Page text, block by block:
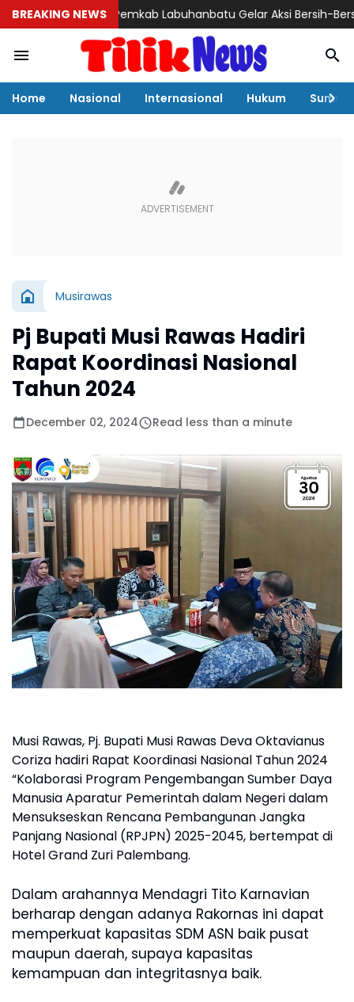
BREAKING NEWSPemkab Labuhanbatu Gelar Aksi Bersih-Bersih
Home Nasional Internasional Hukum Sumut
Musirawas
Pj Bupati Musi Rawas Hadiri
Rapat Koordinasi Nasional
Tahun 2024
December 02, 2024 Read less than a minute
Musi Rawas, Pj. Bupati Musi Rawas Deva Oktavianus
Coriza hadiri Rapat Koordinasi Nasional Tahun 2024
“Kolaborasi Program Pengembangan Sumber Daya
Manusia Aparatur Pemerintah dalam Negeri dalam
Mensukseskan Rencana Pembangunan Jangka
Panjang Nasional (RPJPN) 2025-2045, bertempat di
Hotel Grand Zuri Palembang.
Dalam arahannya Mendagri Tito Karnavian
berharap dengan adanya Rakornas ini dapat
memperkuat kapasitas SDM ASN baik pusat
maupun daerah, supaya kapasitas
kemampuan dan integritasnya baik.